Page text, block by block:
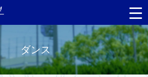
す
ダンス